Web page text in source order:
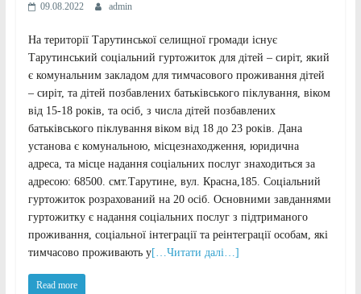
09.08.2022 admin
На території Тарутинської селищної громади існує
Тарутинський соціальний гуртожиток для дітей – сиріт, який
є комунальним закладом для тимчасового проживання дітей
– сиріт, та дітей позбавлених батьківського піклування, віком
від 15-18 років, та осіб, з числа дітей позбавлених
батьківського піклування віком від 18 до 23 років. Дана
установа є комунальною, місцезнаходження, юридична
адреса, та місце надання соціальних послуг знаходиться за
адресою: 68500. смт.Тарутине, вул. Красна,185. Соціальний
гуртожиток розрахований на 20 осіб. Основними завданнями
гуртожитку є надання соціальних послуг з підтриманого
проживання, соціальної інтеграції та реінтеграції особам, які
тимчасово проживають у[…Читати далі…]
Read more